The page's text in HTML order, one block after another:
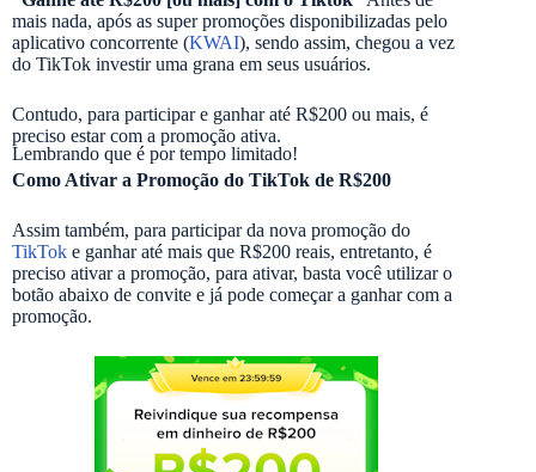
mais nada, após as super promoções disponibilizadas pelo
aplicativo concorrente (KWAI), sendo assim, chegou a vez
do TikTok investir uma grana em seus usuários.
Contudo, para participar e ganhar até R$200 ou mais, é
preciso estar com a promoção ativa.
Como Ativar a Promoção do TikTok de R$200
Lembrando que é por tempo limitado!
Assim também, para participar da nova promoção do
TikTok e ganhar até mais que R$200 reais, entretanto, é
preciso ativar a promoção, para ativar, basta você utilizar o
botão abaixo de convite e já pode começar a ganhar com a
promoção.